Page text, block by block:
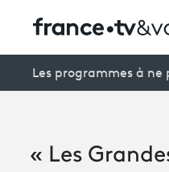
Creators
Les programmes à ne
« Les